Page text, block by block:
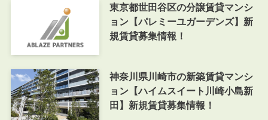
東京都世田谷区の分譲賃貸マンシ
ョン【パレミーユガーデンズ】新
規賃貸募集情報！
神奈川県川崎市の新築賃貸マンシ
ョン【ハイムスイート川崎小島新
田】新規賃貸募集情報！